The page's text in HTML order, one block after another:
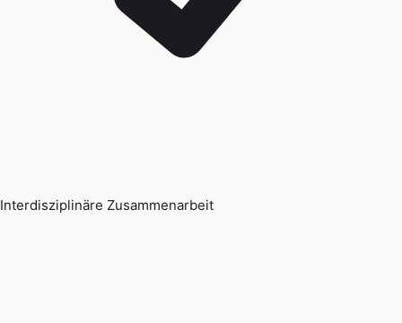
Interdisziplinäre Zusammenarbeit